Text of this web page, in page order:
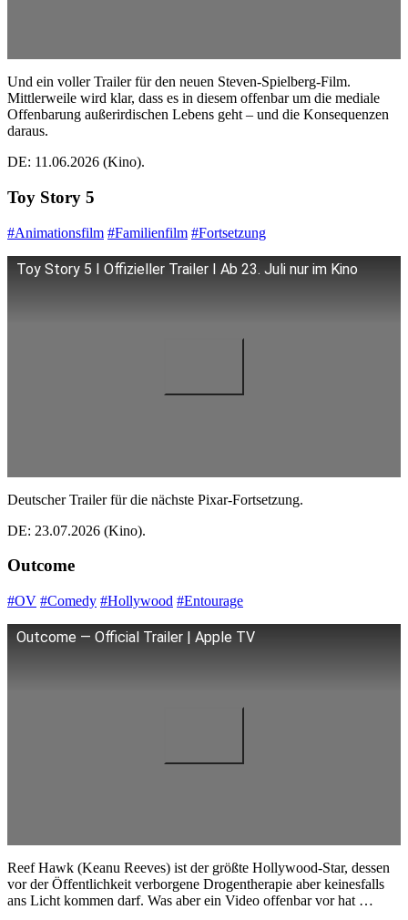
Und ein voller Trailer für den neuen Steven-Spielberg-Film.
Mittlerweile wird klar, dass es in diesem offenbar um die mediale
Offenbarung außerirdischen Lebens geht – und die Konsequenzen
daraus.
DE: 11.06.2026 (Kino).
Toy Story 5
#Animationsfilm #Familienfilm #Fortsetzung
Toy Story 5 I Offizieller Trailer I Ab 23. Juli nur im Kino
Deutscher Trailer für die nächste Pixar-Fortsetzung.
DE: 23.07.2026 (Kino).
Outcome
#OV #Comedy #Hollywood #Entourage
Outcome — Official Trailer | Apple TV
Reef Hawk (Keanu Reeves) ist der größte Hollywood-Star, dessen
vor der Öffentlichkeit verborgene Drogentherapie aber keinesfalls
ans Licht kommen darf. Was aber ein Video offenbar vor hat …